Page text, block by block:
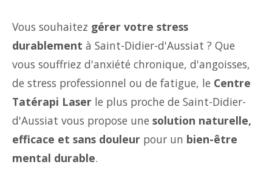
Vous souhaitez gérer votre stress
durablement à Saint-Didier-d'Aussiat ? Que
vous souffriez d'anxiété chronique, d'angoisses,
de stress professionnel ou de fatigue, le Centre
Tatérapi Laser le plus proche de Saint-Didier-
d'Aussiat vous propose une solution naturelle,
efficace et sans douleur pour un bien-être
mental durable.